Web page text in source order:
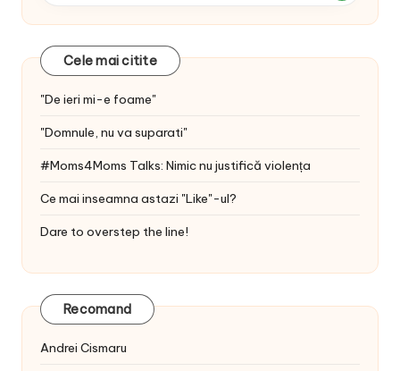
Cele mai citite
"De ieri mi-e foame"
"Domnule, nu va suparati"
#Moms4Moms Talks: Nimic nu justifică violența
Ce mai inseamna astazi "Like"-ul?
Dare to overstep the line!
Recomand
Andrei Cismaru